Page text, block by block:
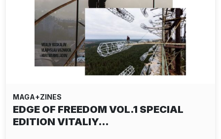
MAGA+ZINES
EDGE OF FREEDOM VOL.1 SPECIAL
EDITION VITALIY…